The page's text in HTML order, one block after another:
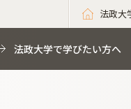
法政大
法政大学で学びたい方へ